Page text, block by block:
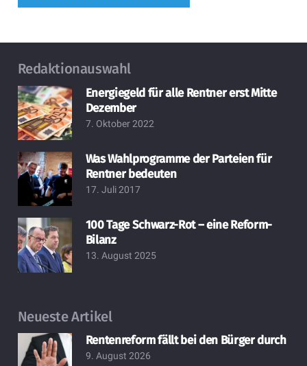
Redaktionauswahl
Energiegeld für alle Rentner erst Mitte
Dezember
7. Oktober 2022
Was Wahlprogramme der Parteien für
Rentner bedeuten
17. Juli 2017
100 Tage Schwarz-Rot – eine Reform-
Bilanz
13. August 2025
Neueste Artikel
Rentenreform fällt bei den Bürger durch
9. August 2026